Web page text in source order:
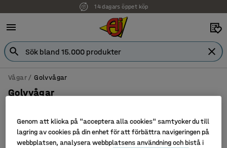
14 dagars öppet köp
Vågar Golvvågar
Golvvågar
Filtrera Sortera
Genom att klicka på "acceptera alla cookies" samtycker du till
lagring av cookies på din enhet för att förbättra navigeringen på
webbplatsen, analysera webbplatsens användning och bistå i